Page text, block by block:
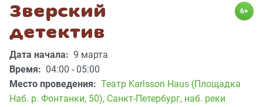
Зверский
детектив
6+
Дата начала: 9 марта
Время: 04:00 - 05:00
Место проведения: Театр Karlsson Haus (Площадка
Наб. р. Фонтанки, 50), Санкт-Петербург, наб. реки